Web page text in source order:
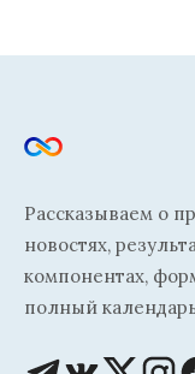
Рассказываем о
новостях,
компонентах,
полный